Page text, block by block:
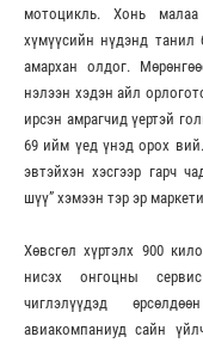
мотоцикль. Хонь
хүмүүсийн нүдэнд танил
амархан олдог.
нэлээн хэдэн айл
ирсэн амрагчид үертэй
69 ийм үед үнэд орох
эвтэйхэн хэсгээр гарч
шүү” хэмээн тэр эр
Хөвсгөл хүртэлх 900
нисэх онгоцны
чиглэлүүдэд
авиакомпаниуд сайн